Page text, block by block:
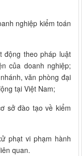
nghiệp kiểm toán
động theo pháp luật
của doanh nghiệp;
văn phòng đại
tại Việt Nam;
sở đào tạo về kiểm
phạt vi phạm hành
quan.